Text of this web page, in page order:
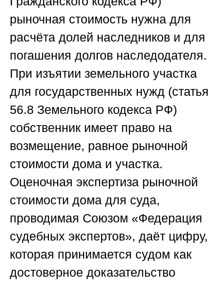
рыночная стоимость нужна для
расчёта долей наследников и для
погашения долгов наследодателя.
При изъятии земельного участка
для государственных нужд (статья
56.8 Земельного кодекса РФ)
собственник имеет право на
возмещение, равное рыночной
стоимости дома и участка.
Оценочная экспертиза рыночной
стоимости дома для суда,
проводимая Союзом «Федерация
судебных экспертов», даёт цифру,
которая принимается судом как
достоверное доказательство